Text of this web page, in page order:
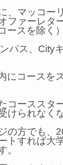
、マッコー
ファーレタ
スを除く）
パス、City
にコースを
コーススタ
けられなく
の方でも、
トすれば大
。